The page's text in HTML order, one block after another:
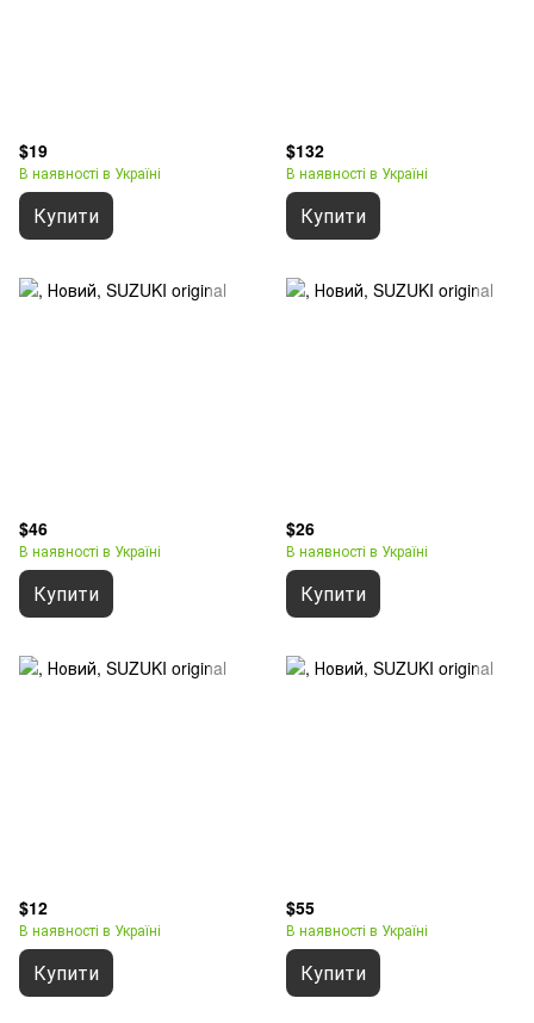
$19
В наявності в Україні
Купити
$132
В наявності в Україні
Купити
$46
В наявності в Україні
Купити
$26
В наявності в Україні
Купити
$12
В наявності в Україні
Купити
$55
В наявності в Україні
Купити